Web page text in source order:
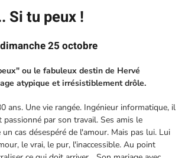
Si tu peux !
25 octobre
ou le fabuleux destin de Hervé
atypique et irrésistiblement drôle.
ans. Une vie rangée. Ingénieur informatique, il
passionné par son travail. Ses amis le
cas désespéré de l'amour. Mais pas lui. Lui
le vrai, le pur, l'inaccessible. Au point